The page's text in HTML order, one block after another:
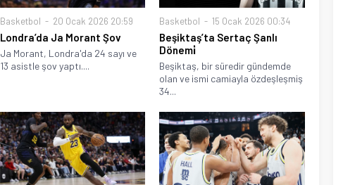
Basketbol 20 Ocak 2026 20:59
Londra’da Ja Morant Şov
Ja Morant, Londra'da 24 sayı ve
13 asistle şov yaptı....
Basketbol 15 Ocak 2026 00:34
Beşiktaş’ta Sertaç Şanlı
Dönemi̇
Beşiktaş, bir süredir gündemde
olan ve ismi camiayla özdeşleşmiş
34...